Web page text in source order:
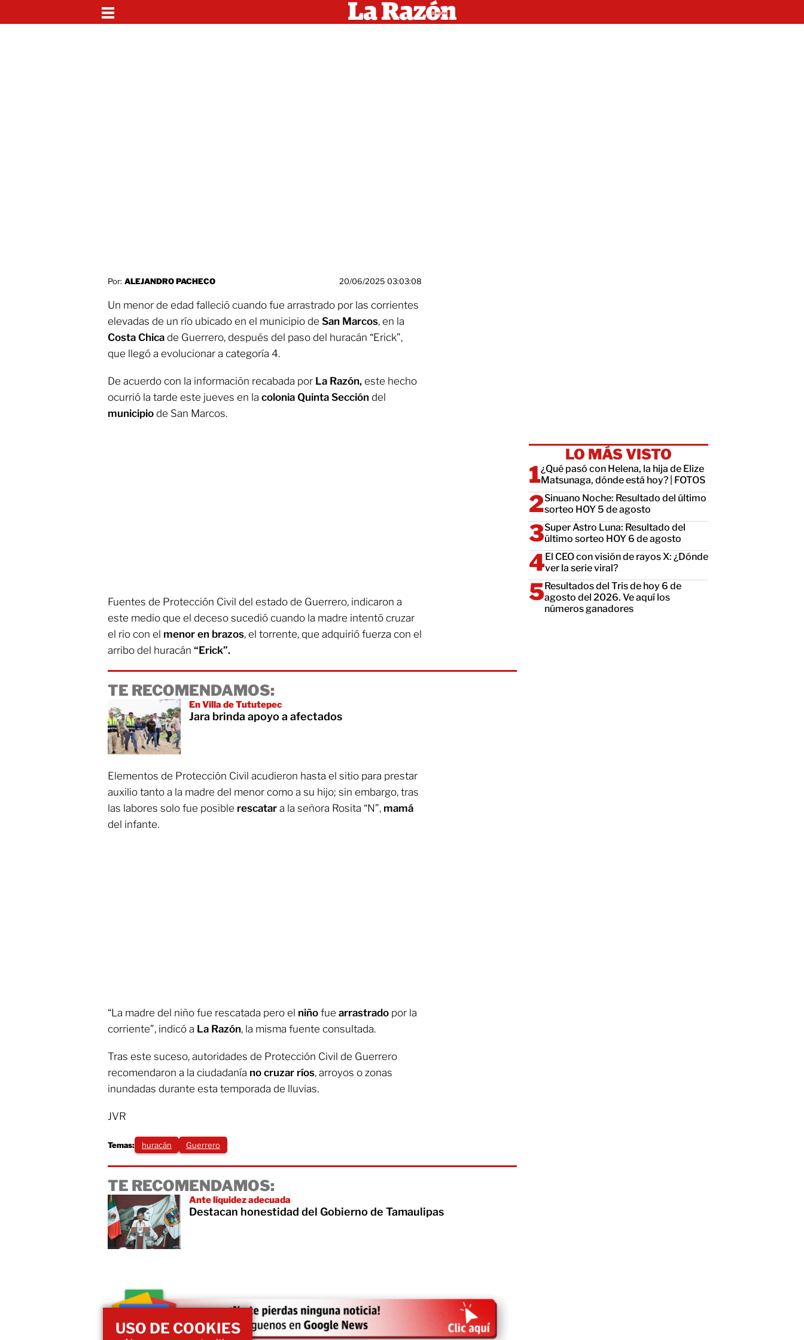
Por: ALEJANDRO PACHECO 20/06/2025 03:03:08
Un menor de edad falleció cuando fue arrastrado por las corrientes
elevadas de un río ubicado en el municipio de San Marcos, en la
Costa Chica de Guerrero, después del paso del huracán “Erick”,
que llegó a evolucionar a categoría 4.
De acuerdo con la información recabada por La Razón, este hecho
ocurrió la tarde este jueves en la colonia Quinta Sección del
municipio de San Marcos.
Fuentes de Protección Civil del estado de Guerrero, indicaron a
este medio que el deceso sucedió cuando la madre intentó cruzar
el rio con el menor en brazos, el torrente, que adquirió fuerza con el
arribo del huracán “Erick”.
TE RECOMENDAMOS:
En Villa de Tututepec
Jara brinda apoyo a afectados
Elementos de Protección Civil acudieron hasta el sitio para prestar
auxilio tanto a la madre del menor como a su hijo; sin embargo, tras
las labores solo fue posible rescatar a la señora Rosita “N”, mamá
del infante.
“La madre del niño fue rescatada pero el niño fue arrastrado por la
corriente”, indicó a La Razón, la misma fuente consultada.
Tras este suceso, autoridades de Protección Civil de Guerrero
recomendaron a la ciudadanía no cruzar ríos, arroyos o zonas
inundadas durante esta temporada de lluvias.
JVR
Temas: huracán Guerrero
TE RECOMENDAMOS:
Ante liquidez adecuada
Destacan honestidad del Gobierno de Tamaulipas
LO MÁS VISTO
¿Qué pasó con Helena, la hija de Elize
Matsunaga, dónde está hoy? | FOTOS
Sinuano Noche: Resultado del último
sorteo HOY 5 de agosto
Super Astro Luna: Resultado del
último sorteo HOY 6 de agosto
El CEO con visión de rayos X: ¿Dónde
ver la serie viral?
Resultados del Tris de hoy 6 de
agosto del 2026. Ve aquí los
números ganadores
USO DE COOKIES